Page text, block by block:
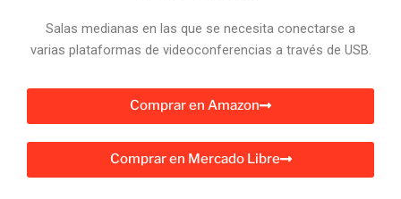
Salas medianas en las que se necesita conectarse a
varias plataformas de videoconferencias a través de USB.
Comprar en Amazon
Comprar en Mercado Libre